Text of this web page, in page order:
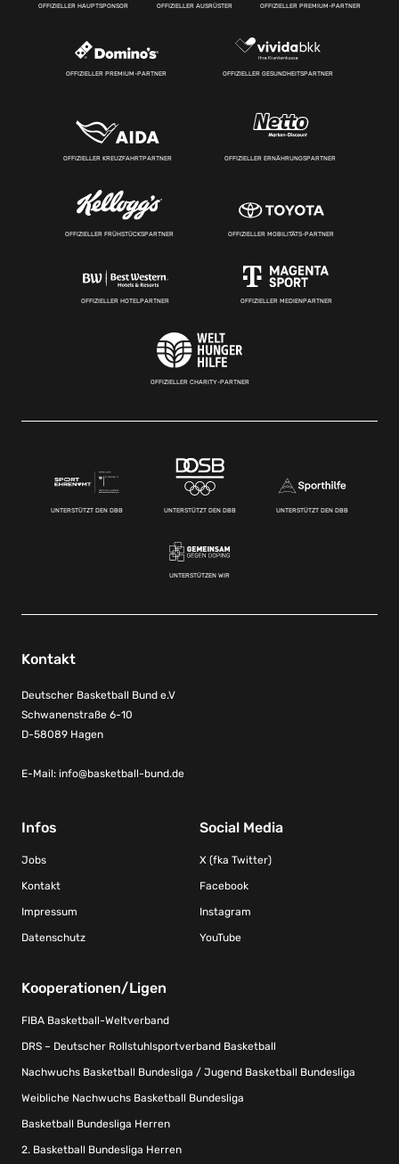
OFFIZIELLER HAUPTSPONSOR OFFIZIELLER AUSRÜSTER OFFIZIELLER PREMIUM-PARTNER
OFFIZIELLER PREMIUM-PARTNER OFFIZIELLER GESUNDHEITSPARTNER
OFFIZIELLER KREUZFAHRTPARTNER OFFIZIELLER ERNÄHRUNGSPARTNER
OFFIZIELLER FRÜHSTÜCKSPARTNER OFFIZIELLER MOBILITÄTS-PARTNER
OFFIZIELLER HOTELPARTNER OFFIZIELLER MEDIENPARTNER
OFFIZIELLER CHARITY-PARTNER
UNTERSTÜTZT DEN DBB UNTERSTÜTZT DEN DBB UNTERSTÜTZT DEN DBB
UNTERSTÜTZEN WIR
Kontakt
Deutscher Basketball Bund e.V
Schwanenstraße 6-10
D-58089 Hagen
E-Mail: info@basketball-bund.de
Infos
Jobs
Kontakt
Impressum
Datenschutz
Social Media
X (fka Twitter)
Facebook
Instagram
YouTube
Kooperationen/Ligen
FIBA Basketball-Weltverband
DRS – Deutscher Rollstuhlsportverband Basketball
Nachwuchs Basketball Bundesliga / Jugend Basketball Bundesliga
Weibliche Nachwuchs Basketball Bundesliga
Basketball Bundesliga Herren
2. Basketball Bundesliga Herren